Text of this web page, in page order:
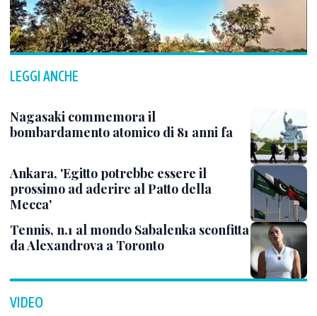
LEGGI ANCHE
Nagasaki commemora il
bombardamento atomico di 81 anni fa
Ankara, 'Egitto potrebbe essere il
prossimo ad aderire al Patto della
Mecca'
Tennis, n.1 al mondo Sabalenka sconfitta
da Alexandrova a Toronto
VIDEO